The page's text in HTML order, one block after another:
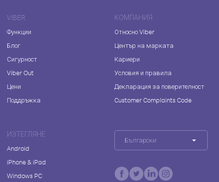
VIBER
Функции
Блог
Сигурност
Viber Out
Цени
Поддръжка
КОМПАНИЯ
Относно Viber
Център на марката
Кариери
Условия и правила
Декларация за поверителност
Customer Complaints Code
ИЗТЕГЛЯНЕ
Android
iPhone & iPad
Windows PC
Български